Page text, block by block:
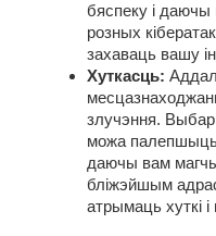
бяспеку і
розных
захаваць вашу
Хуткасць:
злучэння.
можа палепшыць
даючы вам
бліжэйшым
атрымаць хуткі і